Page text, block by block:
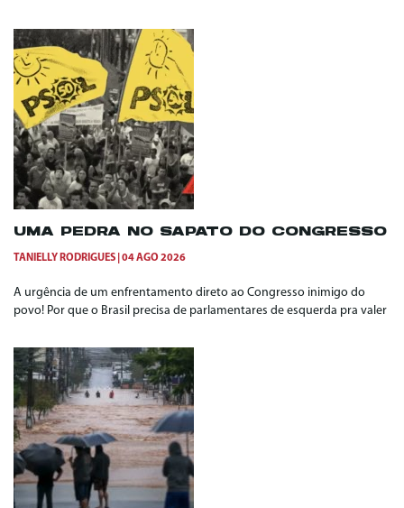
UMA PEDRA NO SAPATO DO CONGRESSO
TANIELLY RODRIGUES 04 AGO 2026
A urgência de um enfrentamento direto ao Congresso inimigo do
povo! Por que o Brasil precisa de parlamentares de esquerda pra valer